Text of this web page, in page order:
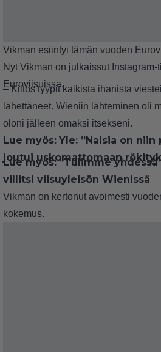
Vikman esiintyi tämän vuoden
Nyt Vikman on julkaissut
Euroviisuissa.
– Kiitos tyypit kaikista ihanista
lähettäneet. Wieniin lähteminen oli
oloni jälleen omaksi itsekseni.
Lue myös: Yle: ”Naisia on
joutui uskomattomaan
Lue myös: ”Tulimme
villitsi viisuyleisön Wienissä
Vikman on kertonut avoimesti
kokemus.